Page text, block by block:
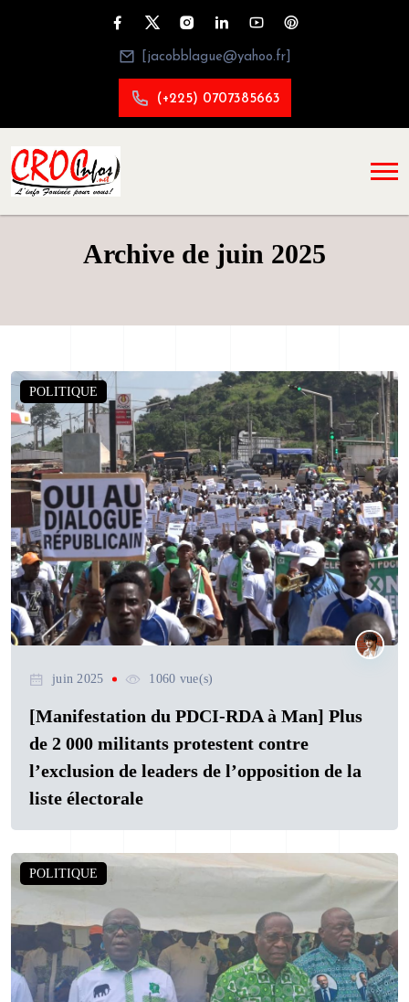
[jacobblague@yahoo.fr]
(+225) 0707385663
Archive de juin 2025
POLITIQUE
juin 2025 1060 vue(s)
[Manifestation du PDCI-RDA à Man] Plus
de 2 000 militants protestent contre
l’exclusion de leaders de l’opposition de la
liste électorale
POLITIQUE